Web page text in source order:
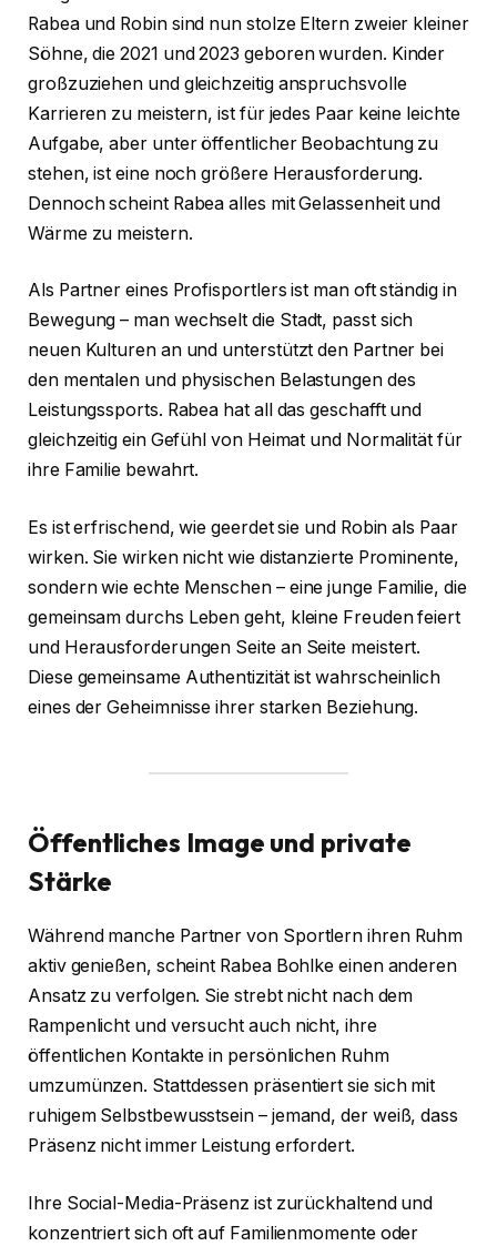
Rabea und Robin sind nun stolze Eltern zweier kleiner
Söhne, die 2021 und 2023 geboren wurden. Kinder
großzuziehen und gleichzeitig anspruchsvolle
Karrieren zu meistern, ist für jedes Paar keine leichte
Aufgabe, aber unter öffentlicher Beobachtung zu
stehen, ist eine noch größere Herausforderung.
Dennoch scheint Rabea alles mit Gelassenheit und
Wärme zu meistern.
Als Partner eines Profisportlers ist man oft ständig in
Bewegung – man wechselt die Stadt, passt sich
neuen Kulturen an und unterstützt den Partner bei
den mentalen und physischen Belastungen des
Leistungssports. Rabea hat all das geschafft und
gleichzeitig ein Gefühl von Heimat und Normalität für
ihre Familie bewahrt.
Es ist erfrischend, wie geerdet sie und Robin als Paar
wirken. Sie wirken nicht wie distanzierte Prominente,
sondern wie echte Menschen – eine junge Familie, die
gemeinsam durchs Leben geht, kleine Freuden feiert
und Herausforderungen Seite an Seite meistert.
Diese gemeinsame Authentizität ist wahrscheinlich
eines der Geheimnisse ihrer starken Beziehung.
Öffentliches Image und private
Stärke
Während manche Partner von Sportlern ihren Ruhm
aktiv genießen, scheint Rabea Bohlke einen anderen
Ansatz zu verfolgen. Sie strebt nicht nach dem
Rampenlicht und versucht auch nicht, ihre
öffentlichen Kontakte in persönlichen Ruhm
umzumünzen. Stattdessen präsentiert sie sich mit
ruhigem Selbstbewusstsein – jemand, der weiß, dass
Präsenz nicht immer Leistung erfordert.
Ihre Social-Media-Präsenz ist zurückhaltend und
konzentriert sich oft auf Familienmomente oder